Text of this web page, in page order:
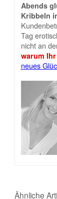
Abends
Kribbeln
Tag
nicht an
warum
neues
Ähnliche